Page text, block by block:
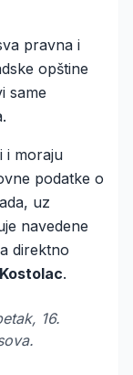
pravna i
opštine
same
i moraju
podatke o
uz
navedene
direktno
.
16.